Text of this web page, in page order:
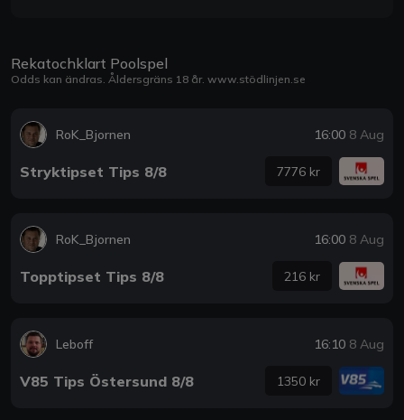
Rekatochklart Poolspel
Odds kan ändras. Åldersgräns 18 år. www.stödlinjen.se
RoK_Bjornen 16:00 8 Aug
Stryktipset Tips 8/8 7776 kr
RoK_Bjornen 16:00 8 Aug
Topptipset Tips 8/8 216 kr
Leboff 16:10 8 Aug
V85 Tips Östersund 8/8 1350 kr